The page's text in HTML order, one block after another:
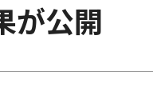
が公開